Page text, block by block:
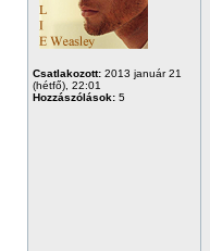
Csatlakozott: 2013 január 21
(hétfő), 22:01
Hozzászólások: 5